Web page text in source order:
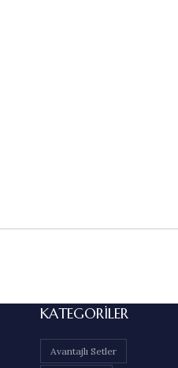
KATEGORILER
Avantajlı Setler